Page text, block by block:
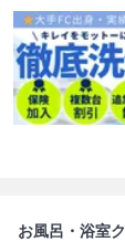
お風呂・浴室